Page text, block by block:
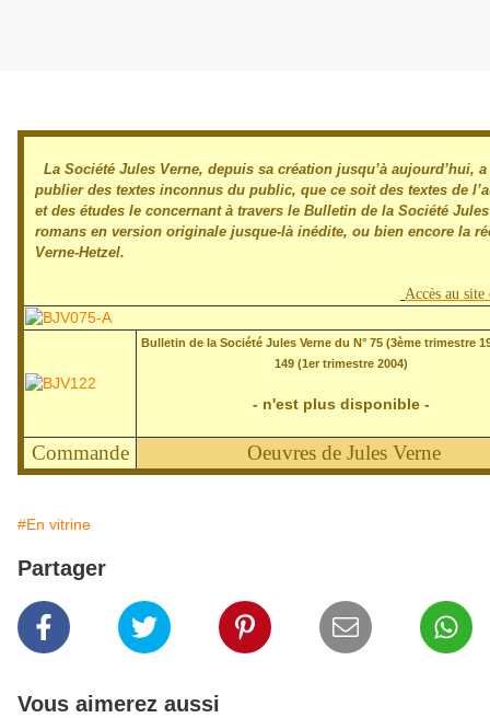
La Société Jules Verne, depuis sa création jusqu’à aujourd’hui,
publier des textes inconnus du public, que ce soit des textes de
et des études le concernant à travers le Bulletin de la Société
romans en version originale jusque-là inédite, ou bien encore la
Verne-Hetzel.
Accès au site
Bulletin de la Société Jules Verne du N° 75 (3ème trimestre
149 (1er trimestre 2004)
- n'est plus disponible -
Commande Oeuvres de Jules Verne
#En vitrine
Partager
Vous aimerez aussi